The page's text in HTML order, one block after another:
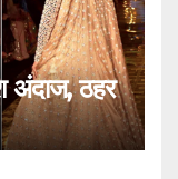
अंदाज, ठहर